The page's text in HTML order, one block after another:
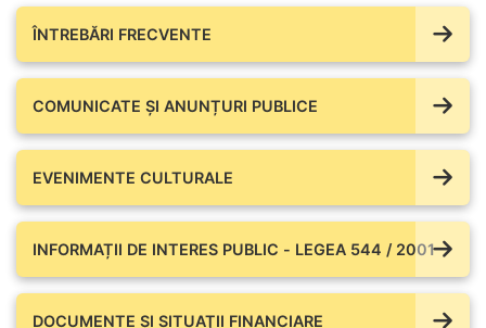
ÎNTREBĂRI FRECVENTE
COMUNICATE ŞI ANUNȚURI PUBLICE
EVENIMENTE CULTURALE
INFORMAȚII DE INTERES PUBLIC - LEGEA 544 / 2001
DOCUMENTE ŞI SITUAŢII FINANCIARE